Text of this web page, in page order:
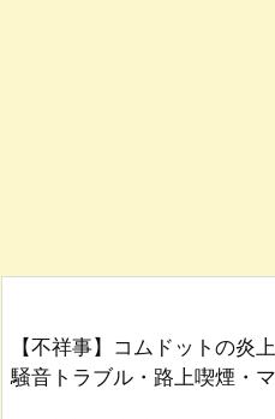
【不祥事】コムドットの炎
騒音トラブル・路上喫煙・